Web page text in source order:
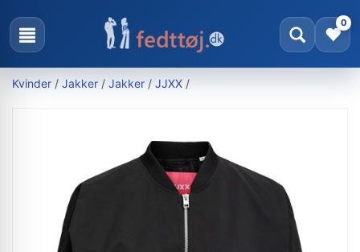
0
Kvinder / Jakker / Jakker / JJXX /